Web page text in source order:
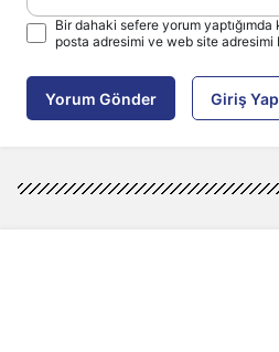
Bir dahaki sefere yorum yaptığımda
posta adresimi ve web site adresimi
Yorum Gönder Giriş Yap